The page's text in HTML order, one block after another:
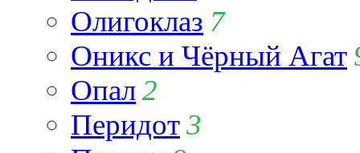
Олигоклаз 7
Оникс и Чёрный Агат
Опал2
Перидот3